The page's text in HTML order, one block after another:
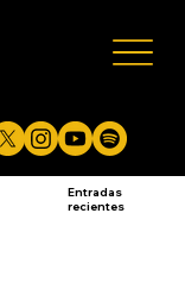
Entradas
recientes